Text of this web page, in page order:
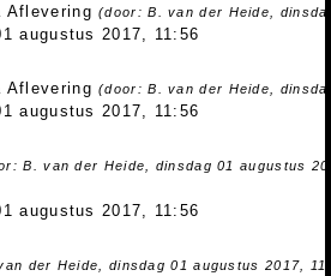
Aflevering(door: B. van der Heide,
augustus 2017, 11:56
Aflevering(door: B. van der Heide,
augustus 2017, 11:56
B. van der Heide, dinsdag 01 augustus
augustus 2017, 11:56
der Heide, dinsdag 01 augustus 2017,